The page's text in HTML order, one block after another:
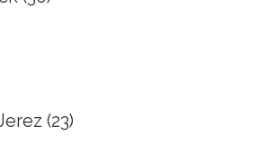
(23)